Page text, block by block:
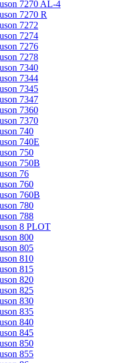
7270 AL-4
7270 R
7272
7274
7276
7278
7340
7344
7345
7347
7360
7370
740
740E
750
750B
76
760
760B
780
788
8 PLOT
800
805
810
815
820
825
830
835
840
845
850
855